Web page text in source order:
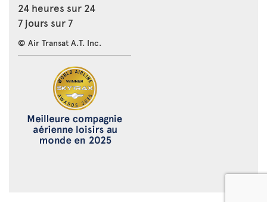
24 heures sur 24
7 jours sur 7
© Air Transat A.T. Inc.